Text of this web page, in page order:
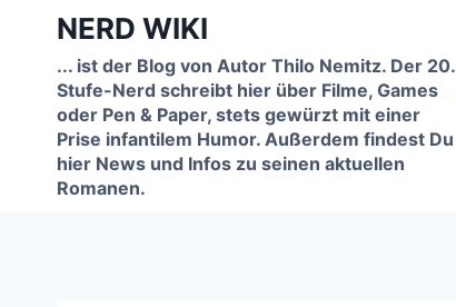
springen
NERD WIKI
... ist der Blog von Autor Thilo Nemitz. Der 20.
Stufe-Nerd schreibt hier über Filme, Games
oder Pen & Paper, stets gewürzt mit einer
Prise infantilem Humor. Außerdem findest Du
hier News und Infos zu seinen aktuellen
Romanen.